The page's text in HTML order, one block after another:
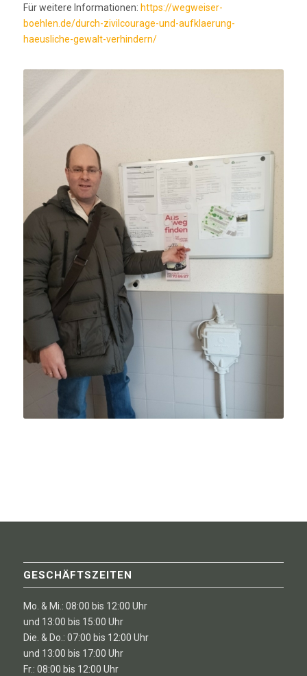
Für weitere Informationen: https://wegweiser-
boehlen.de/durch-zivilcourage-und-aufklaerung-
haeusliche-gewalt-verhindern/
GESCHÄFTSZEITEN
Mo. & Mi.: 08:00 bis 12:00 Uhr
und 13:00 bis 15:00 Uhr
Die. & Do.: 07:00 bis 12:00 Uhr
und 13:00 bis 17:00 Uhr
Fr.: 08:00 bis 12:00 Uhr